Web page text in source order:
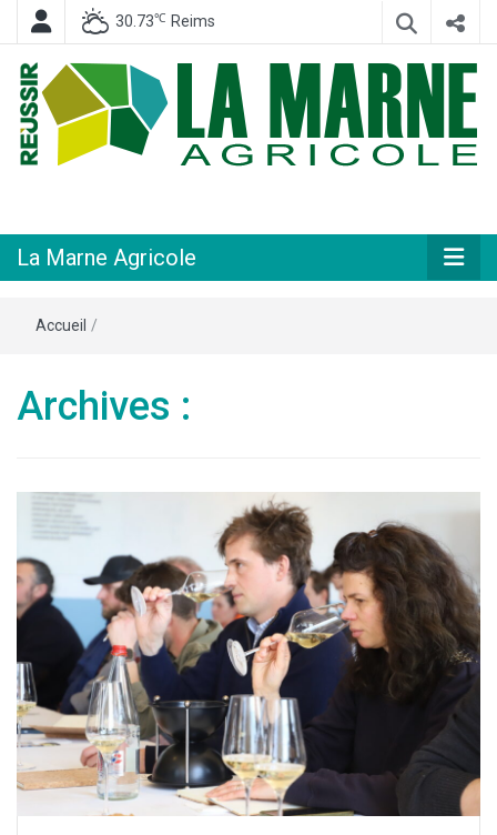
30.73℃ Reims
Agricole
La Marne Agricole
Accueil /
Archives :